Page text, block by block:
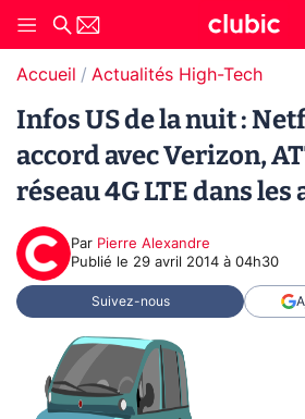
Accueil Actualités High-Tech
Infos US de la nuit :
accord avec Verizon,
réseau 4G LTE dans les
Par Pierre Alexandre
Publié le 29 avril 2014 à 04h30
Suivez-nous